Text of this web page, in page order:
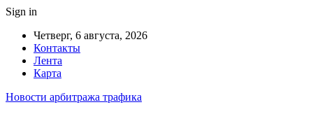
Sign in
Четверг, 6 августа, 2026
Контакты
Лента
Карта
Новости арбитража трафика